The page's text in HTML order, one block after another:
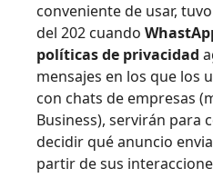
conveniente de usar,
del 202 cuando
políticas de privacidad
mensajes en los que los
con chats de empresas
Business), servirán para
decidir qué anuncio
partir de sus